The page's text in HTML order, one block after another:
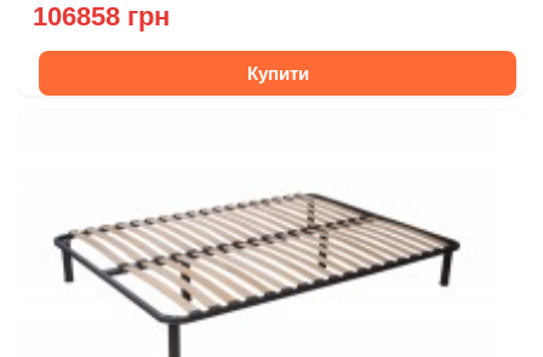
106858 грн
Купити